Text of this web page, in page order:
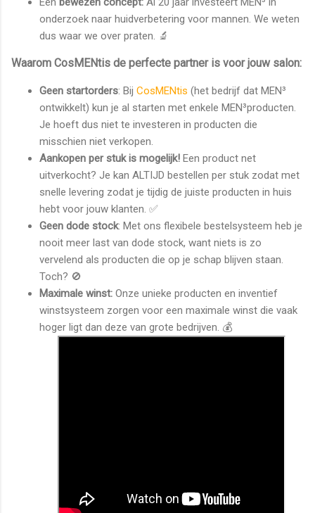
onderzoek naar huidverbetering voor mannen. We weten
dus waar we over praten. 🔬
Waarom CosMENtis de perfecte partner is voor jouw salon:
Geen startorders: Bij CosMENtis (het bedrijf dat MEN³
ontwikkelt) kun je al starten met enkele MEN³producten.
Je hoeft dus niet te investeren in producten die
misschien niet verkopen.
Aankopen per stuk is mogelijk! Een product net
uitverkocht? Je kan ALTIJD bestellen per stuk zodat met
snelle levering zodat je tijdig de juiste producten in huis
hebt voor jouw klanten. ✅
Geen dode stock: Met ons flexibele bestelsysteem heb je
nooit meer last van dode stock, want niets is zo
vervelend als producten die op je schap blijven staan.
Toch? 🚫
Maximale winst: Onze unieke producten en inventief
winstsysteem zorgen voor een maximale winst die vaak
hoger ligt dan deze van grote bedrijven. 💰